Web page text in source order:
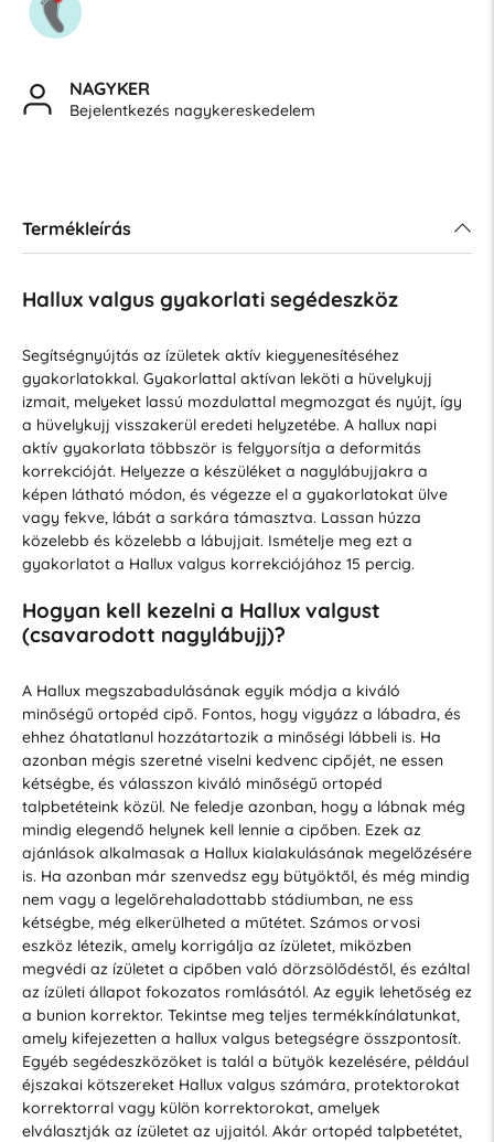
NAGYKER
Bejelentkezés nagykereskedelem
Termékleírás
Hallux valgus gyakorlati segédeszköz
Segítségnyújtás az ízületek aktív kiegyenesítéséhez
gyakorlatokkal. Gyakorlattal aktívan leköti a hüvelykujj
izmait, melyeket lassú mozdulattal megmozgat és nyújt, így
a hüvelykujj visszakerül eredeti helyzetébe. A hallux napi
aktív gyakorlata többször is felgyorsítja a deformitás
korrekcióját. Helyezze a készüléket a nagylábujjakra a
képen látható módon, és végezze el a gyakorlatokat ülve
vagy fekve, lábát a sarkára támasztva. Lassan húzza
közelebb és közelebb a lábujjait. Ismételje meg ezt a
gyakorlatot a Hallux valgus korrekciójához 15 percig.
Hogyan kell kezelni a Hallux valgust
(csavarodott nagylábujj)?
A Hallux megszabadulásának egyik módja a kiváló
minőségű ortopéd cipő. Fontos, hogy vigyázz a lábadra, és
ehhez óhatatlanul hozzátartozik a minőségi lábbeli is. Ha
azonban mégis szeretné viselni kedvenc cipőjét, ne essen
kétségbe, és válasszon kiváló minőségű ortopéd
talpbetéteink közül. Ne feledje azonban, hogy a lábnak még
mindig elegendő helynek kell lennie a cipőben. Ezek az
ajánlások alkalmasak a Hallux kialakulásának megelőzésére
is. Ha azonban már szenvedsz egy bütyöktől, és még mindig
nem vagy a legelőrehaladottabb stádiumban, ne ess
kétségbe, még elkerülheted a műtétet. Számos orvosi
eszköz létezik, amely korrigálja az ízületet, miközben
megvédi az ízületet a cipőben való dörzsölődéstől, és ezáltal
az ízületi állapot fokozatos romlásától. Az egyik lehetőség ez
a bunion korrektor. Tekintse meg teljes termékkínálatunkat,
amely kifejezetten a hallux valgus betegségre összpontosít.
Egyéb segédeszközöket is talál a bütyök kezelésére, például
éjszakai kötszereket Hallux valgus számára, protektorokat
korrektorral vagy külön korrektorokat, amelyek
elválasztják az ízületet az ujjaitól. Akár ortopéd talpbetétet,